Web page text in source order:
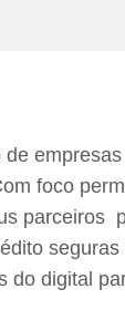
foco
parceiros
do digital